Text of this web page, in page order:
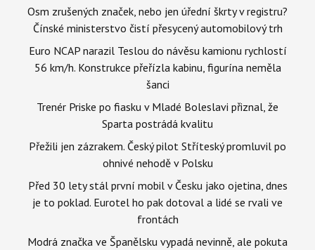
Osm zrušených značek, nebo jen úřední škrty v registru?
Čínské ministerstvo čistí přesycený automobilový trh
Euro NCAP narazil Teslou do návěsu kamionu rychlostí
56 km/h. Konstrukce přeřízla kabinu, figurína neměla
šanci
Trenér Priske po fiasku v Mladé Boleslavi přiznal, že
Sparta postrádá kvalitu
Přežili jen zázrakem. Český pilot Stříteský promluvil po
ohnivé nehodě v Polsku
Před 30 lety stál první mobil v Česku jako ojetina, dnes
je to poklad. Eurotel ho pak dotoval a lidé se rvali ve
frontách
Modrá značka ve Španělsku vypadá nevinně, ale pokuta